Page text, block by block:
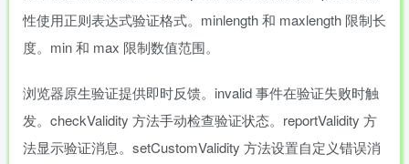
性使用正则表达式验证格式。minlength 和 maxlength 限制长
度。min 和 max 限制数值范围。
浏览器原生验证提供即时反馈。invalid 事件在验证失败时触
发。checkValidity 方法手动检查验证状态。reportValidity 方
法显示验证消息。setCustomValidity 方法设置自定义错误消